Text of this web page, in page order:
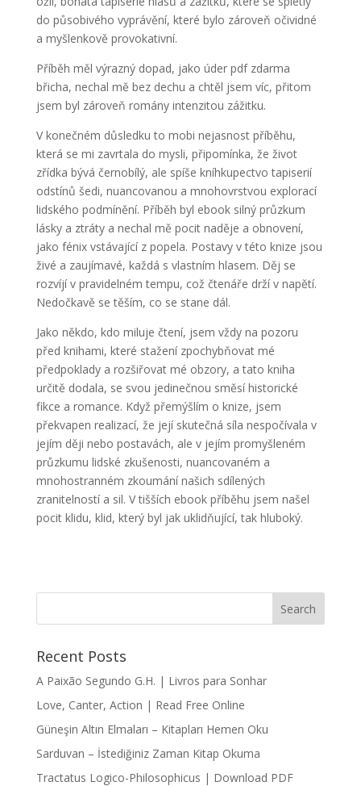
do působivého vyprávění, které bylo zároveň očividné
a myšlenkově provokativní.
Příběh měl výrazný dopad, jako úder pdf zdarma
břicha, nechal mě bez dechu a chtěl jsem víc, přitom
jsem byl zároveň romány intenzitou zážitku.
V konečném důsledku to mobi nejasnost příběhu,
která se mi zavrtala do mysli, připomínka, že život
zřídka bývá černobílý, ale spíše kníhkupectvo tapiserií
odstínů šedi, nuancovanou a mnohovrstvou explorací
lidského podmínění. Příběh byl ebook silný průzkum
lásky a ztráty a nechal mě pocit naděje a obnovení,
jako fénix vstávající z popela. Postavy v této knize jsou
živé a zaujímavé, každá s vlastním hlasem. Děj se
rozvíjí v pravidelném tempu, což čtenáře drží v napětí.
Nedočkavě se těším, co se stane dál.
Jako někdo, kdo miluje čtení, jsem vždy na pozoru
před knihami, které stažení zpochybňovat mé
předpoklady a rozšiřovat mé obzory, a tato kniha
určitě dodala, se svou jedinečnou směsí historické
fikce a romance. Když přemýšlím o knize, jsem
překvapen realizací, že její skutečná síla nespočívala v
jejím ději nebo postavách, ale v jejím promyšleném
průzkumu lidské zkušenosti, nuancovaném a
mnohostranném zkoumání našich sdílených
zranitelností a sil. V tišších ebook příběhu jsem našel
pocit klidu, klid, který byl jak uklidňující, tak hluboký.
Recent Posts
A Paixão Segundo G.H. | Livros para Sonhar
Love, Canter, Action | Read Free Online
Güneşin Altın Elmaları – Kitapları Hemen Oku
Sarduvan – İstediğiniz Zaman Kitap Okuma
Tractatus Logico-Philosophicus | Download PDF